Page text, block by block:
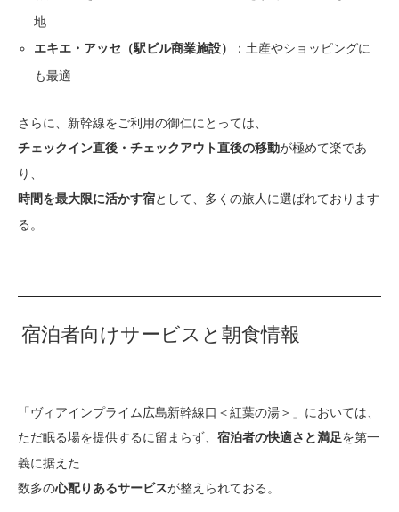
地
エキエ・アッセ（駅ビル商業施設）
：土産やショッピングに
も最適
さらに、新幹線をご利用の御仁にとっては、
チェックイン直後・チェックアウト直後の移動が極めて楽であ
り、
時間を最大限に活かす宿として、多くの旅人に選ばれております
る。
宿泊者向けサービスと朝食情報
「ヴィアインプライム広島新幹線口＜紅葉の湯＞」においては、
ただ眠る場を提供するに留まらず、 宿泊者の快適さと満足を第一
義に据えた
数多の心配りあるサービスが整えられておる。